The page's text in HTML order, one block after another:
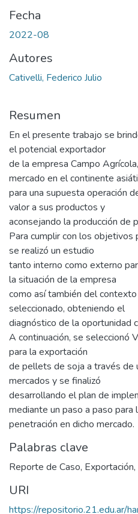
Fecha
2022-08
Autores
Cativelli, Federico Julio
Resumen
En el presente trabajo se
el potencial exportador
de la empresa Campo
mercado en el continente
para una supuesta operación
valor a sus productos y
aconsejando la producción de
Para cumplir con los objetivos
se realizó un estudio
tanto interno como externo
la situación de la empresa
como así también del
seleccionado, obteniendo el
diagnóstico de la oportunidad
A continuación, se seleccionó
para la exportación
de pellets de soja a través de
mercados y se finalizó
desarrollando el plan de
mediante un paso a paso para
penetración en dicho mercado.
Palabras clave
Reporte de Caso, Exportación,
URI
https://repositorio.21.edu.ar/